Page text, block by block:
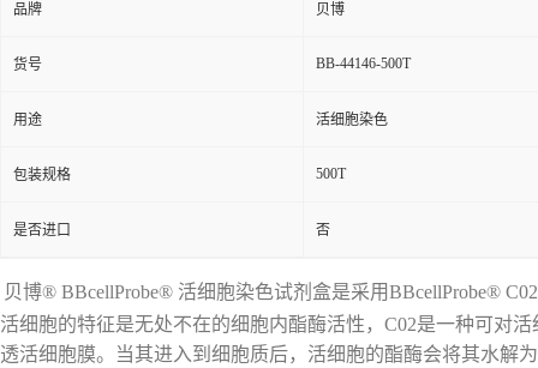
品牌 贝博
货号 BB-44146-500T
用途 活细胞染色
包装规格 500T
是否进口 否
贝博® BBcellProbe® 活细胞染色试剂盒是采用BBcellProbe®
活细胞的特征是无处不在的细胞内酯酶活性，C02是一种可对
透活细胞膜。当其进入到细胞质后，活细胞的酯酶会将其水解